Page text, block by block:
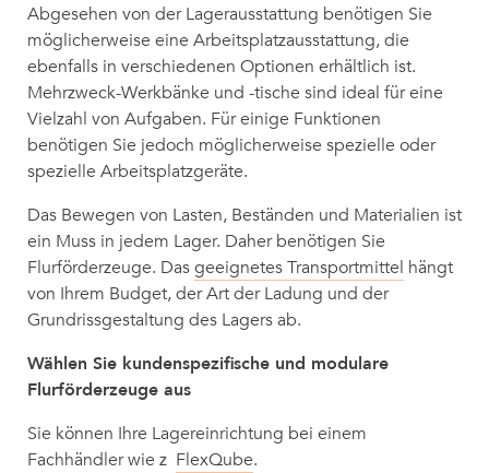
Abgesehen von der Lagerausstattung benötigen Sie
möglicherweise eine Arbeitsplatzausstattung, die
ebenfalls in verschiedenen Optionen erhältlich ist.
Mehrzweck-Werkbänke und -tische sind ideal für eine
Vielzahl von Aufgaben. Für einige Funktionen
benötigen Sie jedoch möglicherweise spezielle oder
spezielle Arbeitsplatzgeräte.
Das Bewegen von Lasten, Beständen und Materialien ist
ein Muss in jedem Lager. Daher benötigen Sie
Flurförderzeuge. Dasgeeignetes Transportmittel hängt
von Ihrem Budget, der Art der Ladung und der
Grundrissgestaltung des Lagers ab.
Wählen Sie kundenspezifische und modulare
Flurförderzeuge aus
Sie können Ihre Lagereinrichtung bei einem
Fachhändler wie z FlexQube.